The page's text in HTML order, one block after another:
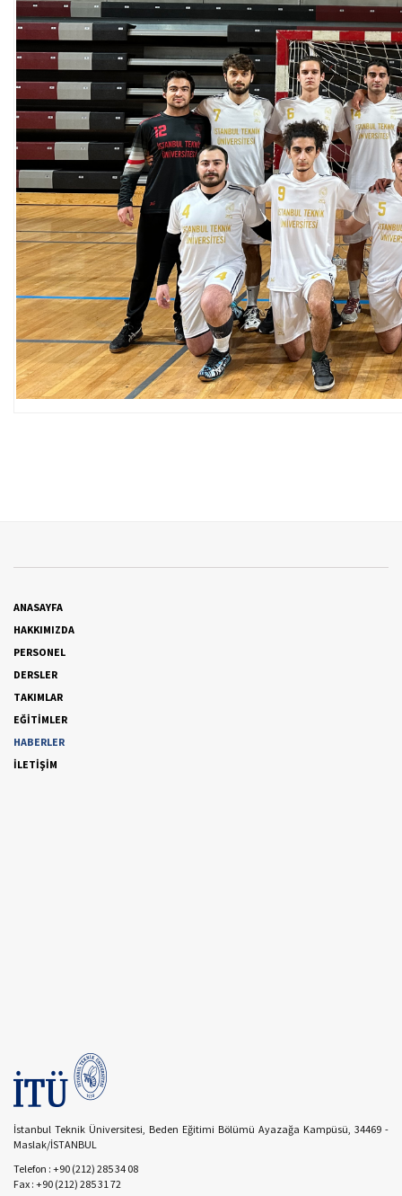
ANASAYFA
HAKKIMIZDA
PERSONEL
DERSLER
TAKIMLAR
EĞİTİMLER
HABERLER
İLETİŞİM
İstanbul Teknik Üniversitesi, Beden Eğitimi Bölümü Ayazağa Kampüsü, 34469 -
Maslak/İSTANBUL
Telefon : +90 (212) 285 34 08
Fax : +90 (212) 285 31 72